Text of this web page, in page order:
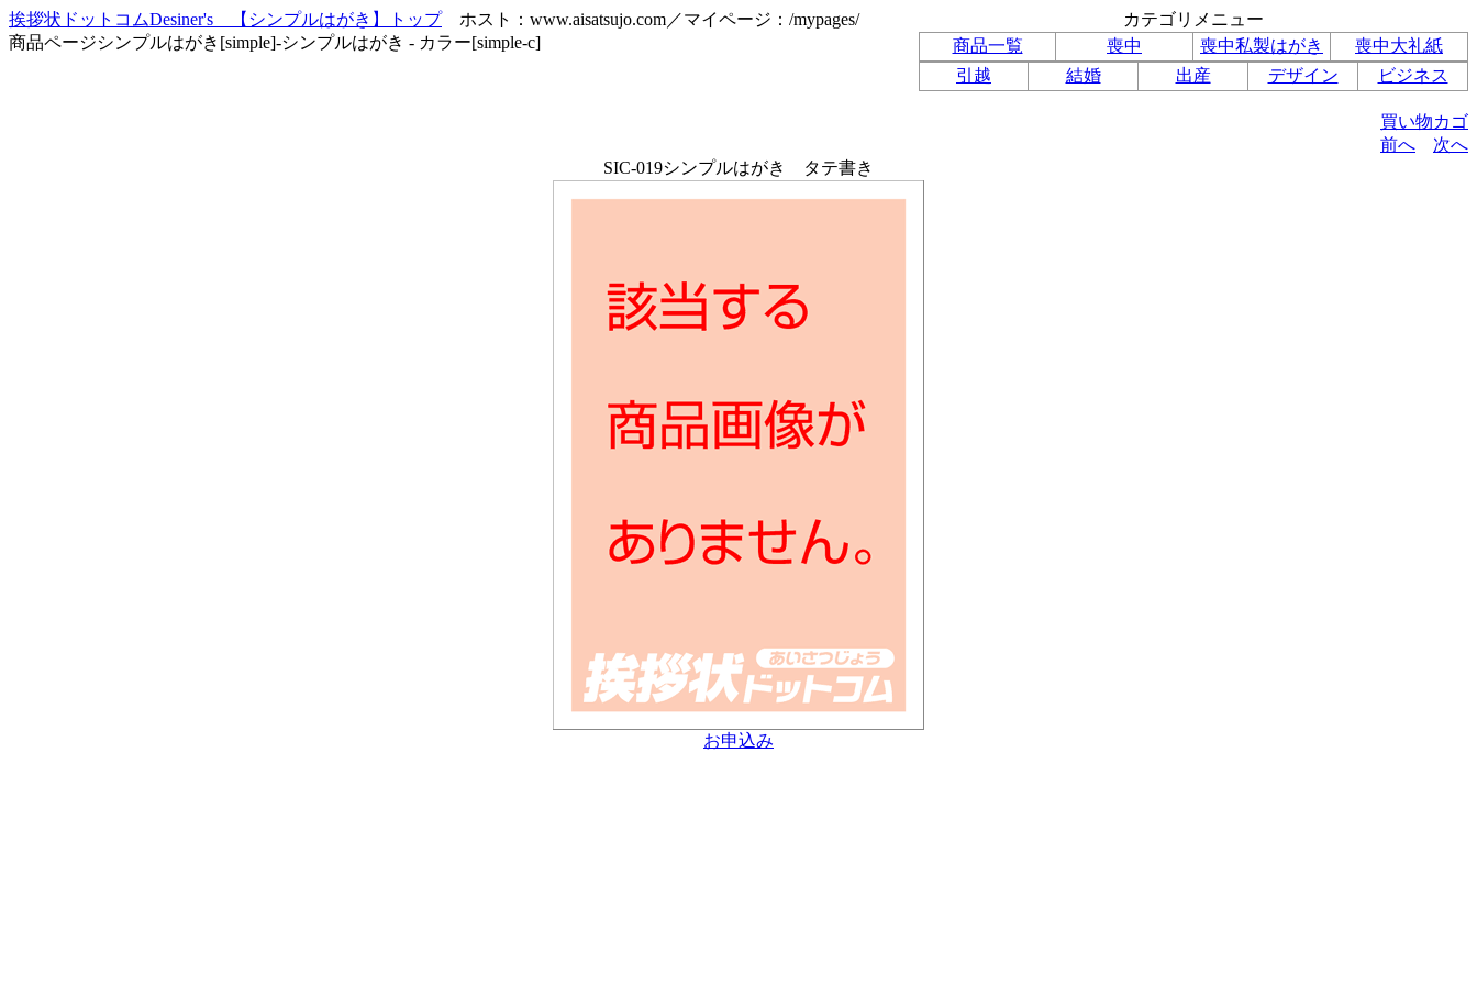
カテゴリメニュー
商品一覧
喪中 喪中私製はがき
喪中大礼紙
引越
結婚 出産 デザイン ビジネス
挨拶状ドットコムDesiner's 【シンプルはがき】トップホスト：www.aisatsujo.com／マイページ：/mypages/
商品ページシンプルはがき[simple]-シンプルはがき - カラー[simple-c]
買い物カゴ
前へ
次へ
SIC-019シンプルはがき タテ書き
お申込み